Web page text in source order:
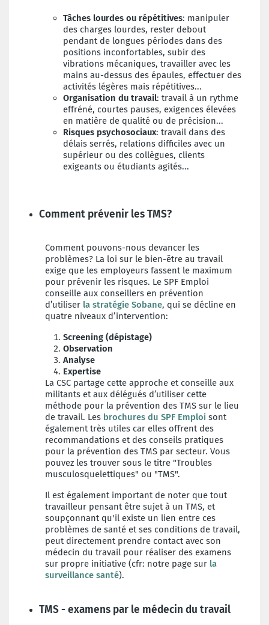
Tâches lourdes ou répétitives: manipuler
des charges lourdes, rester debout
pendant de longues périodes dans des
positions inconfortables, subir des
vibrations mécaniques, travailler avec les
mains au-dessus des épaules, effectuer des
activités légères mais répétitives...
Organisation du travail: travail à un rythme
effréné, courtes pauses, exigences élevées
en matière de qualité ou de précision...
Risques psychosociaux: travail dans des
délais serrés, relations difficiles avec un
supérieur ou des collègues, clients
exigeants ou étudiants agités...
Comment prévenir les TMS?
Comment pouvons-nous devancer les
problèmes? La loi sur le bien-être au travail
exige que les employeurs fassent le maximum
pour prévenir les risques. Le SPF Emploi
conseille aux conseillers en prévention
d’utiliser la stratégie Sobane, qui se décline en
quatre niveaux d’intervention:
Screening (dépistage)
Observation
Analyse
Expertise
La CSC partage cette approche et conseille aux
militants et aux délégués d’utiliser cette
méthode pour la prévention des TMS sur le lieu
de travail. Les brochures du SPF Emploi sont
également très utiles car elles offrent des
recommandations et des conseils pratiques
pour la prévention des TMS par secteur. Vous
pouvez les trouver sous le titre "Troubles
musculosquelettiques" ou "TMS".
Il est également important de noter que tout
travailleur pensant être sujet à un TMS, et
soupçonnant qu'il existe un lien entre ces
problèmes de santé et ses conditions de travail,
peut directement prendre contact avec son
médecin du travail pour réaliser des examens
sur propre initiative (cfr: notre page sur la
surveillance santé).
TMS - examens par le médecin du travail